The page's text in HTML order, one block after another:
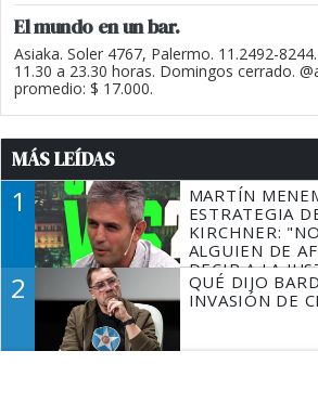
El mundo en un bar.
Asiaka. Soler 4767, Palermo. 11.2492-
11.30 a 23.30 horas. Domingos cerrado.
promedio: $ 17.000.
MÁS LEÍDAS
1
MARTÍN
ESTRATEGIA
KIRCHNER:
ALGUIEN DE
DECIR A LA
TIENE QUE
2
QUÉ DIJO
INVASIÓN DE